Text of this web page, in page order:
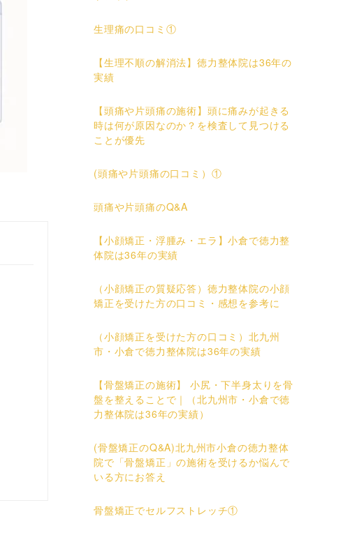
生理痛の口コミ①
【生理不順の解消法】徳力整体院は36年の
実績
【頭痛や片頭痛の施術】頭に痛みが起きる
時は何が原因なのか？を検査して見つける
ことが優先
(頭痛や片頭痛の口コミ）①
頭痛や片頭痛のQ&A
【小顔矯正・浮腫み・エラ】小倉で徳力整
体院は36年の実績
（小顔矯正の質疑応答）徳力整体院の小顔
矯正を受けた方の口コミ・感想を参考に
（小顔矯正を受けた方の口コミ）北九州
市・小倉で徳力整体院は36年の実績
【骨盤矯正の施術】 小尻・下半身太りを骨
盤を整えることで｜（北九州市・小倉で徳
力整体院は36年の実績）
(骨盤矯正のQ&A)北九州市小倉の徳力整体
院で「骨盤矯正」の施術を受けるか悩んで
いる方にお答え
骨盤矯正でセルフストレッチ①